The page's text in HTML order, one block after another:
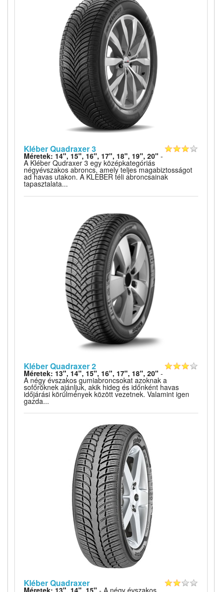
Kléber Quadraxer 3
Méretek: 14", 15", 16", 17", 18", 19", 20" -
A Kléber Qudraxer 3 egy középkategóriás
négyévszakos abroncs, amely teljes magabiztosságot
ad havas utakon. A KLEBER téli abroncsainak
tapasztalata...
Kléber Quadraxer 2
Méretek: 13", 14", 15", 16", 17", 18", 20" -
A négy évszakos gumiabroncsokat azoknak a
sofőröknek ajánljuk, akik hideg és időnként havas
időjárási körülmények között vezetnek. Valamint igen
gazda...
Kléber Quadraxer